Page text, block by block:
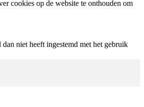
cookies op de website te onthouden om
niet heeft ingestemd met het gebruik